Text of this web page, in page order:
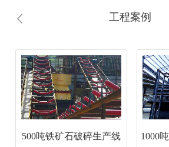
工程案例
500吨铁矿石破碎生产线
1000